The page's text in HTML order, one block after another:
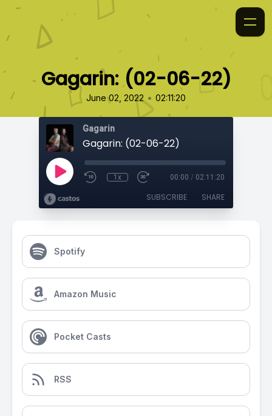
Gagarin: (02-06-22)
June 02, 2022 • 02:11:20
Gagarin
Gagarin: (02-06-22)
1x 00:00 / 02:11:20
SUBSCRIBE SHARE
Spotify
Amazon Music
Pocket Casts
RSS